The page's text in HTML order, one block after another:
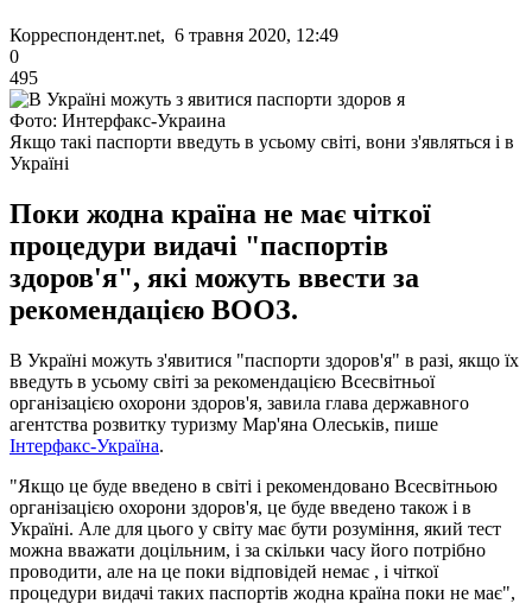
Корреспондент.net, 6 травня 2020, 12:49
0
495
Фото: Интерфакс-Украина
Якщо такі паспорти введуть в усьому світі, вони з'являться і в
Україні
Поки жодна країна не має чіткої
процедури видачі "паспортів
здоров'я", які можуть ввести за
рекомендацією ВООЗ.
В Україні можуть з'явитися "паспорти здоров'я" в разі, якщо їх
введуть в усьому світі за рекомендацією Всесвітньої
організацією охорони здоров'я, завила глава державного
агентства розвитку туризму Мар'яна Олеськів, пише
Інтерфакс-Україна.
"Якщо це буде введено в світі і рекомендовано Всесвітньою
організацією охорони здоров'я, це буде введено також і в
Україні. Але для цього у світу має бути розуміння, який тест
можна вважати доцільним, і за скільки часу його потрібно
проводити, але на це поки відповідей немає , і чіткої
процедури видачі таких паспортів жодна країна поки не має",